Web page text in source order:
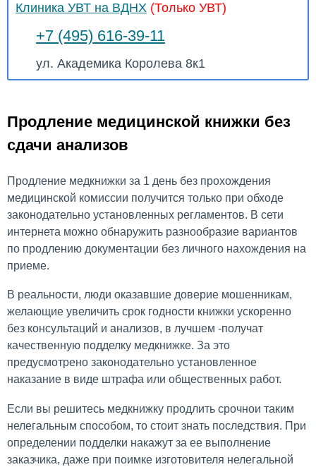
Клиника УВТ на ВДНХ (Только УВТ)
+7 (495) 616-39-11
ул. Академика Королева 8к1
Продление медицинской книжки без
сдачи анализов
Продление медкнижки за 1 день без прохождения
медицинской комиссии получится только при обходе
законодательно установленных регламентов. В сети
интернета можно обнаружить разнообразие вариантов
по продлению документации без личного нахождения на
приеме.
В реальности, люди оказавшие доверие мошенникам,
желающие увеличить срок годности книжки ускоренно
без консультаций и анализов, в лучшем -получат
качественную подделку медкнижке. За это
предусмотрено законодательно установленное
наказание в виде штрафа или общественных работ.
Если вы решитесь медкнижку продлить срочнои таким
нелегальным способом, то стоит знать последствия. При
определении подделки накажут за ее выполнение
заказчика, даже при поимке изготовителя нелегальной